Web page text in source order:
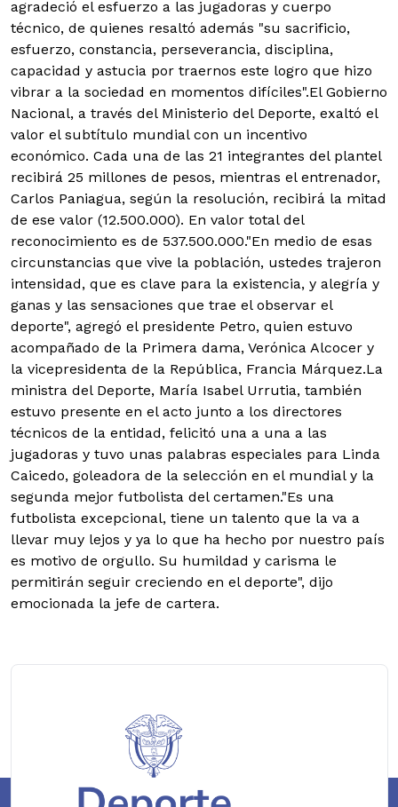
agradeció el esfuerzo a las jugadoras y cuerpo
técnico, de quienes resaltó además "su sacrificio,
esfuerzo, constancia, perseverancia, disciplina,
capacidad y astucia por traernos este logro que hizo
vibrar a la sociedad en momentos difíciles".El Gobierno
Nacional, a través del Ministerio del Deporte, exaltó el
valor el subtítulo mundial con un incentivo
económico. Cada una de las 21 integrantes del plantel
recibirá 25 millones de pesos, mientras el entrenador,
Carlos Paniagua, según la resolución, recibirá la mitad
de ese valor (12.500.000). En valor total del
reconocimiento es de 537.500.000."En medio de esas
circunstancias que vive la población, ustedes trajeron
intensidad, que es clave para la existencia, y alegría y
ganas y las sensaciones que trae el observar el
deporte", agregó el presidente Petro, quien estuvo
acompañado de la Primera dama, Verónica Alcocer y
la vicepresidenta de la República, Francia Márquez.La
ministra del Deporte, María Isabel Urrutia, también
estuvo presente en el acto junto a los directores
técnicos de la entidad, felicitó una a una a las
jugadoras y tuvo unas palabras especiales para Linda
Caicedo, goleadora de la selección en el mundial y la
segunda mejor futbolista del certamen."Es una
futbolista excepcional, tiene un talento que la va a
llevar muy lejos y ya lo que ha hecho por nuestro país
es motivo de orgullo. Su humildad y carisma le
permitirán seguir creciendo en el deporte", dijo
emocionada la jefe de cartera.